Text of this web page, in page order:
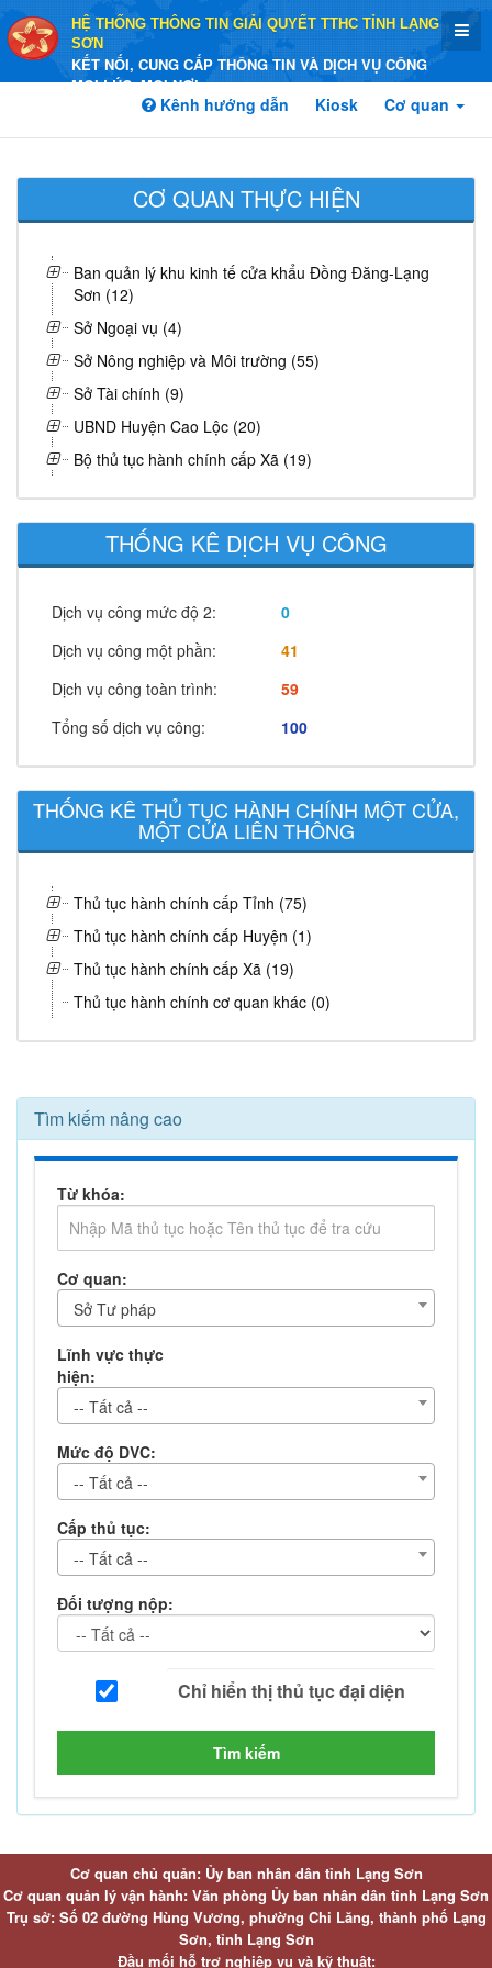
HỆ THỐNG THÔNG TIN GIẢI QUYẾT TTHC TỈNH LẠNG
SƠN
KẾT NỐI, CUNG CẤP THÔNG TIN VÀ DỊCH VỤ CÔNG
MỌI LÚC, MỌI NƠI
Kênh hướng dẫn Kiosk Cơ quan
CƠ QUAN THỰC HIỆN
Ban quản lý khu kinh tế cửa khẩu Đồng Đăng-Lạng
Sơn (12)
Sở Ngoại vụ (4)
Sở Nông nghiệp và Môi trường (55)
Sở Tài chính (9)
UBND Huyện Cao Lộc (20)
Bộ thủ tục hành chính cấp Xã (19)
THỐNG KÊ DỊCH VỤ CÔNG
Dịch vụ công mức độ 2:
0
Dịch vụ công một phần:
41
Dịch vụ công toàn trình:
59
Tổng số dịch vụ công:
100
THỐNG KÊ THỦ TỤC HÀNH CHÍNH MỘT CỬA,
MỘT CỬA LIÊN THÔNG
Thủ tục hành chính cấp Tỉnh (75)
Thủ tục hành chính cấp Huyện (1)
Thủ tục hành chính cấp Xã (19)
Thủ tục hành chính cơ quan khác (0)
Tìm kiếm nâng cao
Từ khóa:
Cơ quan:
Sở Tư pháp
Lĩnh vực thực
hiện:
-- Tất cả --
Mức độ DVC:
-- Tất cả --
Cấp thủ tục:
-- Tất cả --
Đối tượng nộp:
Tìm kiếm
Cơ quan chủ quản: Ủy ban nhân dân tỉnh Lạng Sơn
Cơ quan quản lý vận hành: Văn phòng Ủy ban nhân dân tỉnh Lạng Sơn
Trụ sở: Số 02 đường Hùng Vương, phường Chi Lăng, thành phố Lạng
Sơn, tỉnh Lạng Sơn
Đầu mối hỗ trợ nghiệp vụ và kỹ thuật: